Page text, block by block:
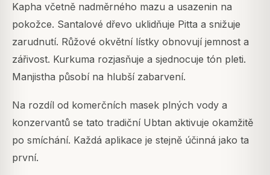
Kapha včetně nadměrného mazu a usazenin na
pokožce. Santalové dřevo uklidňuje Pitta a snižuje
zarudnutí. Růžové okvětní lístky obnovují jemnost a
zářivost. Kurkuma rozjasňuje a sjednocuje tón pleti.
Manjistha působí na hlubší zabarvení.
Na rozdíl od komerčních masek plných vody a
konzervantů se tato tradiční Ubtan aktivuje okamžitě
po smíchání. Každá aplikace je stejně účinná jako ta
první.